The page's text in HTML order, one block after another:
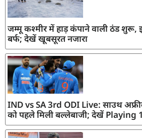
जम्मू कश्मीर में हाड़ कंपाने वाली ठंड शुरू,
बर्फ; देखें खूबसूरत नजारा
IND vs SA 3rd ODI Live: साउथ
को पहले मिली बल्लेबाजी; देखें Playing